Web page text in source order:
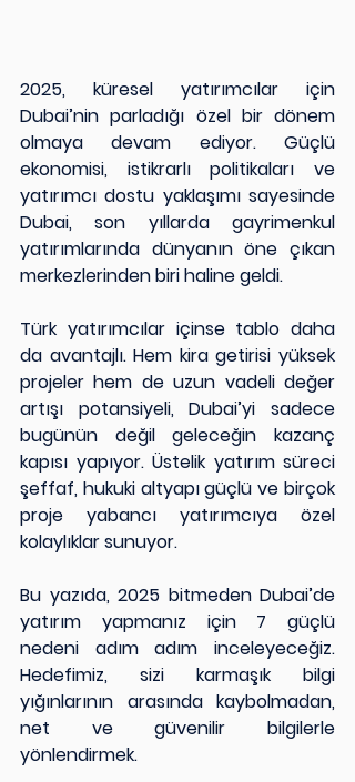
2025, küresel yatırımcılar için
Dubai’nin parladığı özel bir dönem
olmaya devam ediyor. Güçlü
ekonomisi, istikrarlı politikaları ve
yatırımcı dostu yaklaşımı sayesinde
Dubai, son yıllarda gayrimenkul
yatırımlarında dünyanın öne çıkan
merkezlerinden biri haline geldi.
Türk yatırımcılar içinse tablo daha
da avantajlı. Hem kira getirisi yüksek
projeler hem de uzun vadeli değer
artışı potansiyeli, Dubai’yi sadece
bugünün değil geleceğin kazanç
kapısı yapıyor. Üstelik yatırım süreci
şeffaf, hukuki altyapı güçlü ve birçok
proje yabancı yatırımcıya özel
kolaylıklar sunuyor.
Bu yazıda, 2025 bitmeden Dubai’de
yatırım yapmanız için 7 güçlü
nedeni adım adım inceleyeceğiz.
Hedefimiz, sizi karmaşık bilgi
yığınlarının arasında kaybolmadan,
net ve güvenilir bilgilerle
yönlendirmek.